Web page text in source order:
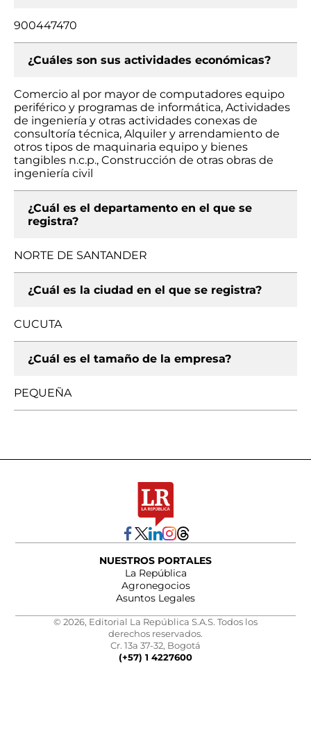
900447470
¿Cuáles son sus actividades económicas?
Comercio al por mayor de computadores equipo
periférico y programas de informática, Actividades
de ingeniería y otras actividades conexas de
consultoría técnica, Alquiler y arrendamiento de
otros tipos de maquinaria equipo y bienes
tangibles n.c.p., Construcción de otras obras de
ingeniería civil
¿Cuál es el departamento en el que se
registra?
NORTE DE SANTANDER
¿Cuál es la ciudad en el que se registra?
CUCUTA
¿Cuál es el tamaño de la empresa?
PEQUEÑA
NUESTROS PORTALES
La República
Agronegocios
Asuntos Legales
© 2026, Editorial La República S.A.S. Todos los
derechos reservados.
Cr. 13a 37-32, Bogotá
(+57) 1 4227600